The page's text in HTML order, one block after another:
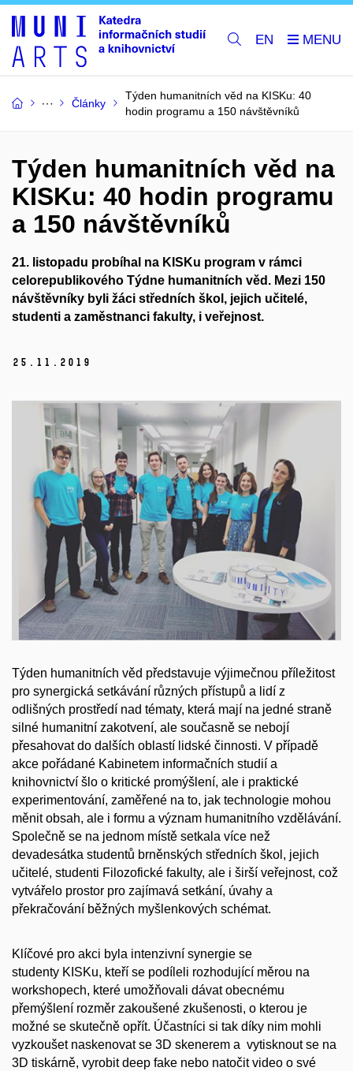
EN
Články
Týden humanitních věd na KISKu: 40
hodin programu a 150 návštěvníků
Týden humanitních věd na
KISKu: 40 hodin programu
a 150 návštěvníků
21. listopadu probíhal na KISKu program v rámci
celorepublikového Týdne humanitních věd. Mezi 150
návštěvníky byli žáci středních škol, jejich učitelé,
studenti a zaměstnanci fakulty, i veřejnost.
25. 11. 2019
Týden humanitních věd představuje výjimečnou příležitost
pro synergická setkávání různých přístupů a lidí z
odlišných prostředí nad tématy, která mají na jedné straně
silné humanitní zakotvení, ale současně se nebojí
přesahovat do dalších oblastí lidské činnosti. V případě
akce pořádané Kabinetem informačních studií a
knihovnictví šlo o kritické promýšlení, ale i praktické
experimentování, zaměřené na to, jak technologie mohou
měnit obsah, ale i formu a význam humanitního vzdělávání.
Společně se na jednom místě setkala více než
devadesátka studentů brněnských středních škol, jejich
učitelé, studenti Filozofické fakulty, ale i širší veřejnost, což
vytvářelo prostor pro zajímavá setkání, úvahy a
překračování běžných myšlenkových schémat.
Klíčové pro akci byla intenzivní synergie se
studenty KISKu, kteří se podíleli rozhodující měrou na
workshopech, které umožňovali dávat obecnému
přemýšlení rozměr zakoušené zkušenosti, o kterou je
možné se skutečně opřít. Účastníci si tak díky nim mohli
vyzkoušet naskenovat se 3D skenerem a vytisknoutse na
3D tiskárně, vyrobitdeep fake nebo natočit video o své